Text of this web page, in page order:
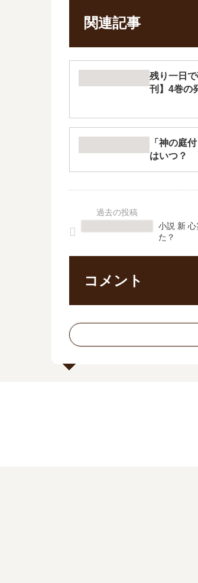
関連記事
残り一日
刊】4巻の
「神の庭
はいつ？
小説 新
た？
コメント